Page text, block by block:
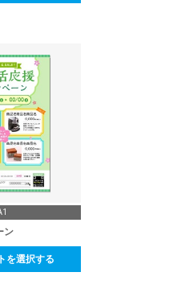
ン
を選択する